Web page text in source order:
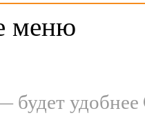
меню
будет удобнее